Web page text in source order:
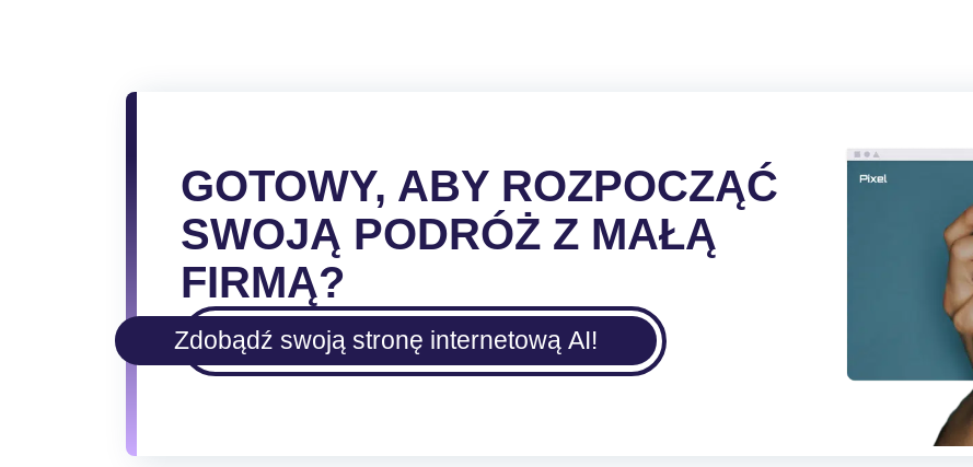
GOTOWY, ABY ROZPOCZĄĆ
SWOJĄ PODRÓŻ Z MAŁĄ
FIRMĄ?
Zdobądź swoją stronę internetową AI!